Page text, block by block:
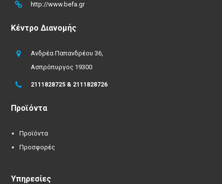
http://www.befa.gr
Κέντρο Διανομής
Ανδρέα Παπανδρέου 36,
Ασπρόπυργος 19300
2111828725 & 2111828726
Προϊόντα
Προϊόντα
Προσφορές
Υπηρεσίες